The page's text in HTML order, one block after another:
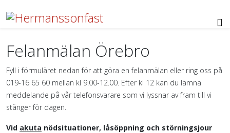
Felanmälan Örebro
Fyll i förmuläret nedan för att göra en felanmälan eller ring oss på
019-16 65 60 mellan kl 9.00-12.00. Efter kl 12 kan du lämna
meddelande på vår telefonsvarare som vi lyssnar av fram till vi
stänger för dagen.
Vid akuta nödsituationer, låsöppning och störningsjour